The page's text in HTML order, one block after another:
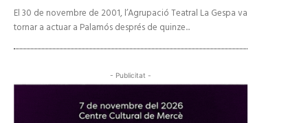
El 30 de novembre de 2001, l’Agrupació Teatral La Gespa va
tornar a actuar a Palamós després de quinze...
- Publicitat -